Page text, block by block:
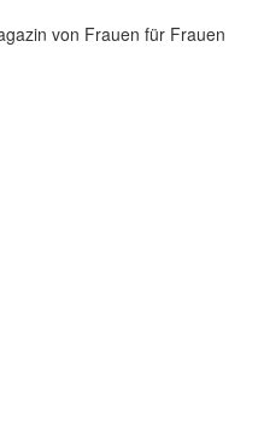
von Frauen für Frauen